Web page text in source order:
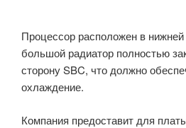
Процессор расположен в
большой радиатор полностью
сторону SBC, что должно
охлаждение.
Компания предоставит для